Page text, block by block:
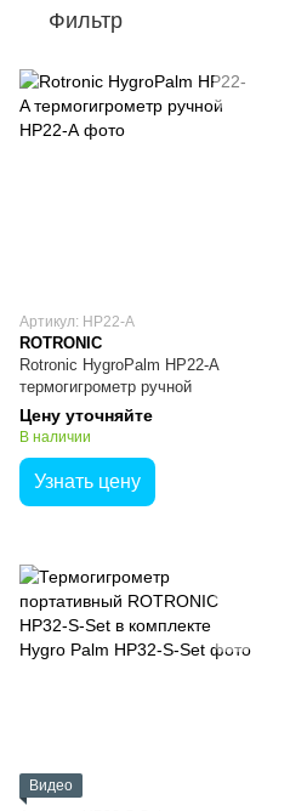
Фильтр
Артикул: HP22-А
ROTRONIC
Rotronic HygroPalm HP22-A
термогигрометр ручной
Цену уточняйте
В наличии
Узнать цену
Видео